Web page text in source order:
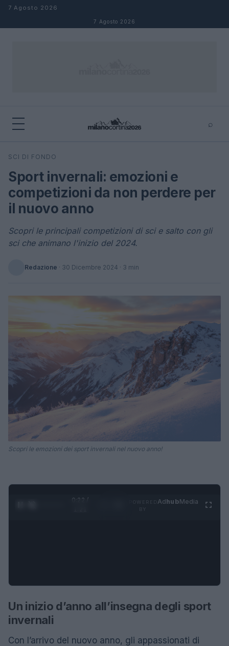
Salta al contenuto
7 Agosto 2026
7 Agosto 2026
⌕
Cerca
SCI DI FONDO
Sport invernali: emozioni e
competizioni da non perdere per
il nuovo anno
Scopri le principali competizioni di sci e salto con gli
sci che animano l'inizio del 2024.
Redazione · 30 Dicembre 2024 · 3 min
Scopri le emozioni dei sport invernali nel nuovo anno!
0:22 /
AdhubMedia
Un inizio d’anno all’insegna degli sport
invernali
Con l’arrivo del nuovo anno, gli appassionati di